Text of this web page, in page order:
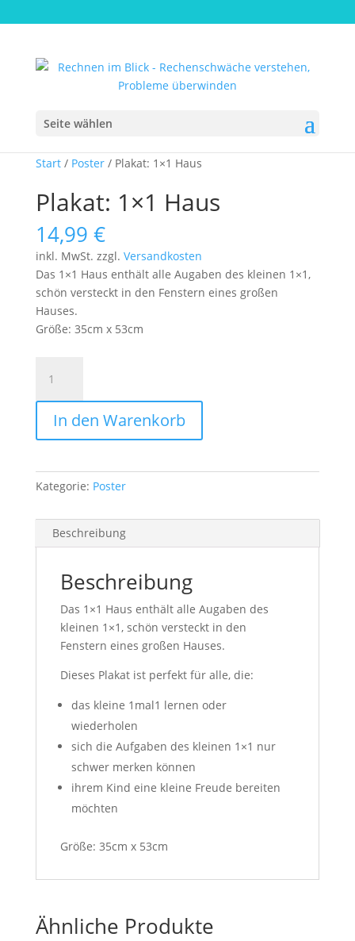
Seite wählen
Start/ Poster/ Plakat: 1×1 Haus
Plakat: 1×1 Haus
14,99 €
inkl. MwSt. zzgl. Versandkosten
Das 1×1 Haus enthält alle Augaben des kleinen 1×1,
schön versteckt in den Fenstern eines großen
Hauses.
Größe: 35cm x 53cm
1x1
Haus
MengeIn den Warenkorb
Kategorie: Poster
Beschreibung
Beschreibung
Das 1×1 Haus enthält alle Augaben des
kleinen 1×1, schön versteckt in den
Fenstern eines großen Hauses.
Dieses Plakat ist perfekt für alle, die:
das kleine 1mal1 lernen oder
wiederholen
sich die Aufgaben des kleinen 1×1 nur
schwer merken können
ihrem Kind eine kleine Freude bereiten
möchten
Größe: 35cm x 53cm
Ähnliche Produkte